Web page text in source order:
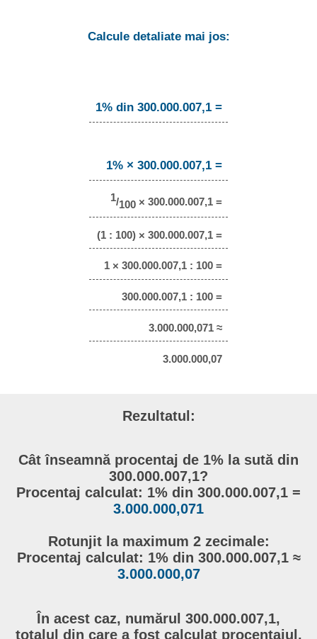
Calcule detaliate mai jos:
1% din 300.000.007,1 =
1% × 300.000.007,1 =
1/100 × 300.000.007,1 =
(1 : 100) × 300.000.007,1 =
1 × 300.000.007,1 : 100 =
300.000.007,1 : 100 =
3.000.000,071 ≈
3.000.000,07
Rezultatul:
Cât înseamnă procentaj de 1% la sută din
300.000.007,1?
Procentaj calculat: 1% din 300.000.007,1 =
3.000.000,071
Rotunjit la maximum 2 zecimale:
Procentaj calculat: 1% din 300.000.007,1 ≈
3.000.000,07
În acest caz, numărul 300.000.007,1,
totalul din care a fost calculat procentajul,